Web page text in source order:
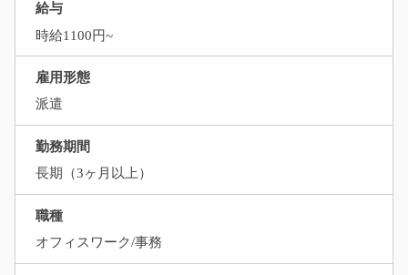
給与
時給1100円~
雇用形態
派遣
勤務期間
長期（3ヶ月以上）
職種
オフィスワーク/事務